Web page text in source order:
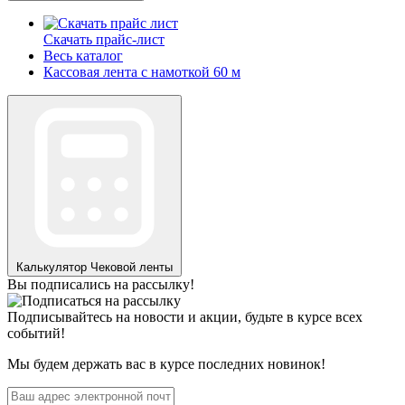
Скачать прайс-лист
Весь каталог
Кассовая лента с намоткой 60 м
Калькулятор Чековой ленты
Вы подписались на рассылку!
Подписывайтесь на новости и акции, будьте в курсе всех
событий!
Мы будем держать вас в курсе последних новинок!